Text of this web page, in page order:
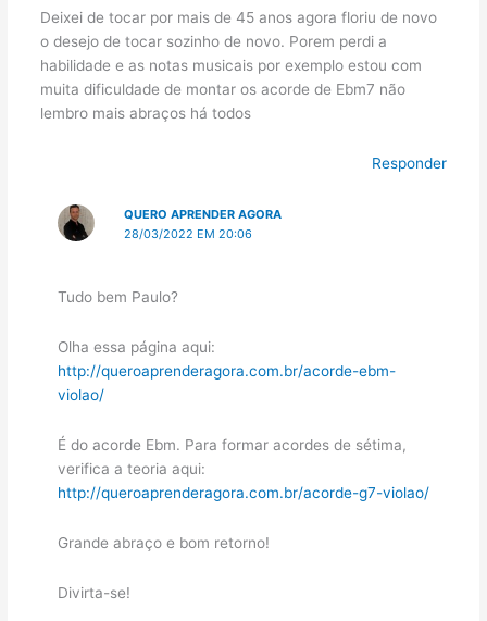
Deixei de tocar por mais de 45 anos agora floriu de novo
o desejo de tocar sozinho de novo. Porem perdi a
habilidade e as notas musicais por exemplo estou com
muita dificuldade de montar os acorde de Ebm7 não
lembro mais abraços há todos
Responder
QUERO APRENDER AGORA
28/03/2022 EM 20:06
Tudo bem Paulo?
Olha essa página aqui:
http://queroaprenderagora.com.br/acorde-ebm-
violao/
É do acorde Ebm. Para formar acordes de sétima,
verifica a teoria aqui:
http://queroaprenderagora.com.br/acorde-g7-violao/
Grande abraço e bom retorno!
Divirta-se!